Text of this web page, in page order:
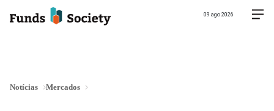
09 ago 2026
Notícias Mercados